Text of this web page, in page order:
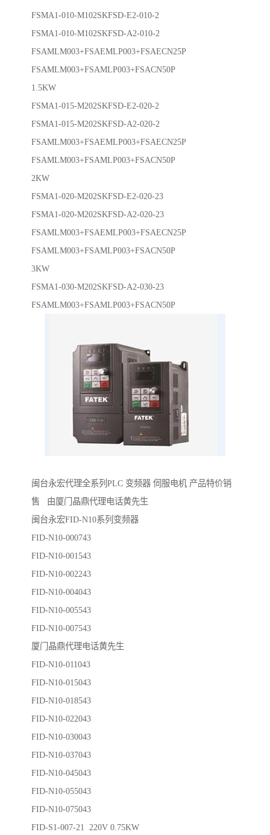
FSMA1-010-M102SKFSD-E2-010-2
FSMA1-010-M102SKFSD-A2-010-2
FSAMLM003+FSAEMLP003+FSAECN25P
FSAMLM003+FSAMLP003+FSACN50P
1.5KW
FSMA1-015-M202SKFSD-E2-020-2
FSMA1-015-M202SKFSD-A2-020-2
FSAMLM003+FSAEMLP003+FSAECN25P
FSAMLM003+FSAMLP003+FSACN50P
2KW
FSMA1-020-M202SKFSD-E2-020-23
FSMA1-020-M202SKFSD-A2-020-23
FSAMLM003+FSAEMLP003+FSAECN25P
FSAMLM003+FSAMLP003+FSACN50P
3KW
FSMA1-030-M202SKFSD-A2-030-23
FSAMLM003+FSAMLP003+FSACN50P
闽台永宏代理全系列PLC 变频器 伺服电机 产品特价销
售 由厦门晶鼎代理电话黄先生
闽台永宏FID-N10系列变频器
FID-N10-000743
FID-N10-001543
FID-N10-002243
FID-N10-004043
FID-N10-005543
FID-N10-007543
厦门晶鼎代理电话黄先生
FID-N10-011043
FID-N10-015043
FID-N10-018543
FID-N10-022043
FID-N10-030043
FID-N10-037043
FID-N10-045043
FID-N10-055043
FID-N10-075043
FID-S1-007-21 220V 0.75KW